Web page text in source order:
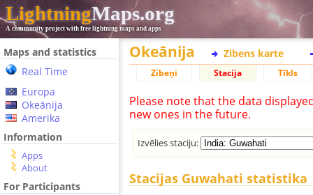
LightningMaps.org
A community project with free lightning maps and apps
Maps and statistics
Real Time
Europa
Okeānija
Amerika
Information
Apps
About
For Participants
Okeānija Zibens karte
Zibeņi Stacija Tīkls
Please note that the data
new ones in the future.
Izvēlies staciju:
Stacijas Guwahati statistika